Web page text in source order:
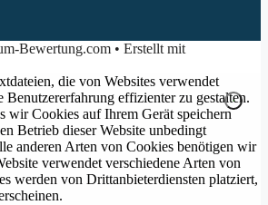
Bewertung.com • Erstellt mit
die von Websites verwendet
Benutzererfahrung effizienter zu gestalten.
wir Cookies auf Ihrem Gerät speichern
Betrieb dieser Website unbedingt
anderen Arten von Cookies benötigen wir
verwendet verschiedene Arten von
werden von Drittanbieterdiensten platziert,